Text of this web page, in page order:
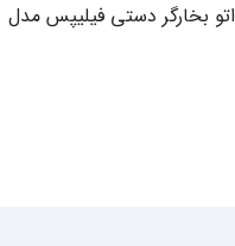
اتو بخارگر دستی فیلیپس مدل